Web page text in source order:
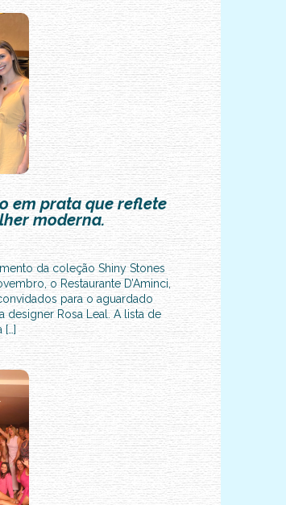
em prata que reflete
moderna.
da coleção Shiny Stones
o Restaurante D’Aminci,
para o aguardado
designer Rosa Leal. A lista de